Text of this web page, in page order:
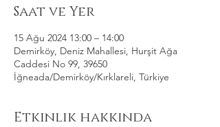
Saat ve Yer
15 Ağu 2024 13:00 – 14:00
Demirköy, Deniz Mahallesi, Hurşit Ağa
Caddesi No 99, 39650
İğneada/Demirköy/Kırklareli, Türkiye
Etkinlik hakkında